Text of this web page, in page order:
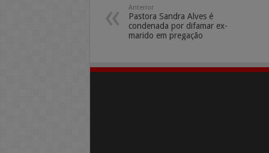
sA
p
p
b
o
o
k
er
ds
Anterior
Pastora Sandra Alves é
condenada por difamar ex-
marido em pregação